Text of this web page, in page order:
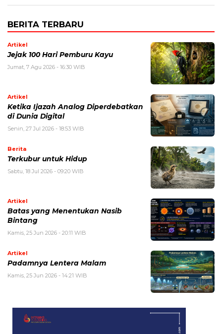
BERITA TERBARU
Artikel
Jejak 100 Hari Pemburu Kayu
Jumat, 7 Agu 2026 - 16:30 WIB
Artikel
Ketika Ijazah Analog Diperdebatkan
di Dunia Digital
Senin, 27 Jul 2026 - 18:53 WIB
Berita
Terkubur untuk Hidup
Sabtu, 18 Jul 2026 - 09:20 WIB
Artikel
Batas yang Menentukan Nasib
Bintang
Kamis, 25 Jun 2026 - 20:11 WIB
Artikel
Padamnya Lentera Malam
Kamis, 25 Jun 2026 - 14:21 WIB